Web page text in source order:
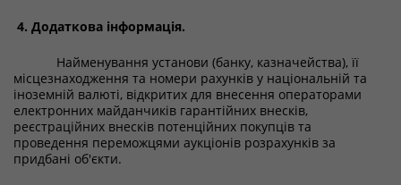
4. Додаткова інформація.
Найменування установи (банку, казначейства), її
місцезнаходження та номери рахунків у національній та
іноземній валюті, відкритих для внесення операторами
електронних майданчиків гарантійних внесків,
реєстраційних внесків потенційних покупців та
проведення переможцями аукціонів розрахунків за
придбані об'єкти.